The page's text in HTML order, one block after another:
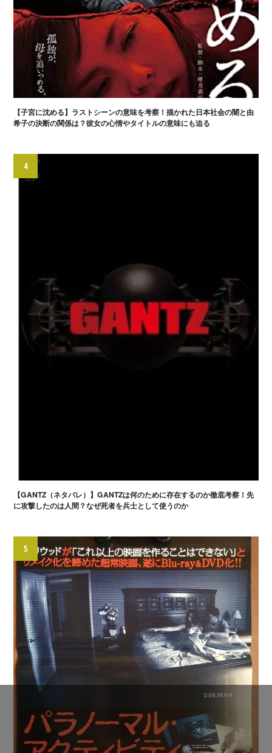
【子宮に沈める】ラストシーンの意味を考察！描かれた日本社会の闇と由
希子の決断の関係は？彼女の心情やタイトルの意味にも迫る
4
【GANTZ（ネタバレ）】GANTZは何のために存在するのか徹底考察！先
に攻撃したのは人間？なぜ死者を兵士として使うのか
5